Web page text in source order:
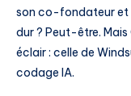
son co-fondateur et
dur ? Peut-être.
éclair : celle de
codage IA.